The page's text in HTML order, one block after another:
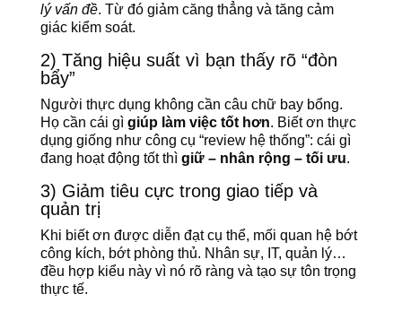
lý vấn đề. Từ đó giảm căng thẳng và tăng cảm
giác kiểm soát.
2) Tăng hiệu suất vì bạn thấy rõ “đòn
bẩy”
Người thực dụng không cần câu chữ bay bổng.
Họ cần cái gì giúp làm việc tốt hơn. Biết ơn thực
dụng giống như công cụ “review hệ thống”: cái gì
đang hoạt động tốt thì giữ – nhân rộng – tối ưu.
3) Giảm tiêu cực trong giao tiếp và
quản trị
Khi biết ơn được diễn đạt cụ thể, mối quan hệ bớt
công kích, bớt phòng thủ. Nhân sự, IT, quản lý…
đều hợp kiểu này vì nó rõ ràng và tạo sự tôn trọng
thực tế.